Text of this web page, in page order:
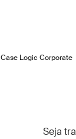
Case Logic Corporate
Seja